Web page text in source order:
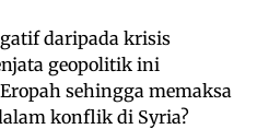
daripada krisis
geopolitik ini
sehingga memaksa
konflik di Syria?